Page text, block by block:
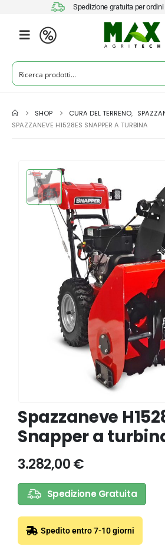
Spedizione gratuita per
SHOP CURA DEL TERRENO,
SPAZZANEVE H1528ES SNAPPER A TURBINA
Spazzaneve
Snapper a
3.282,00€
Spedizione Gratuita
Spedito entro 7-10 giorni